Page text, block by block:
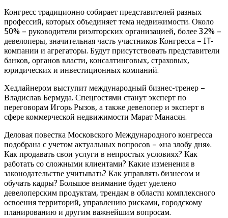
Конгресс традиционно собирает представителей разных
профессий, которых объединяет тема недвижимости. Около
50% – руководители риэлторских организацией, более 32% –
девелоперы, значительная часть участников Конгресса – IT-
компании и агрегаторы. Будут присутствовать представители
банков, органов власти, консалтинговых, страховых,
юридических и инвестиционных компаний.
Хедлайнером выступит международный бизнес-тренер –
Владислав Бермуда. Спецгостями станут эксперт по
переговорам Игорь Рызов, а также девелопер и эксперт в
сфере коммерческой недвижимости Марат Манасян.
Деловая повестка Московского Международного конгресса
подобрана с учетом актуальных вопросов – «на злобу дня».
Как продавать свои услуги в непростых условиях? Как
работать со сложными клиентами? Какие изменения в
законодательстве учитывать? Как управлять бизнесом и
обучать кадры? Большое внимание будет уделено
девелоперским продуктам, трендам в области комплексного
освоения территорий, управлению рисками, городскому
планированию и другим важнейшим вопросам.